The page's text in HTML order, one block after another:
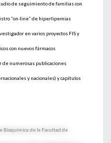
de seguimiento de familias con
“on-line” de hiperlipemias
en varios proyectos FIS y
con nuevos fármacos
de numerosas publicaciones
y nacionales) y capítulos
Bioquímica de la Facultad de